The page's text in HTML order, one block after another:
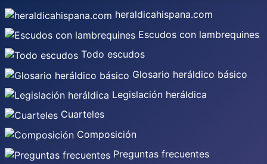
heraldicahispana.com
Escudos con lambrequines
Todo escudos
Glosario heráldico básico
Legislación heráldica
Cuarteles
Composición
Preguntas frecuentes